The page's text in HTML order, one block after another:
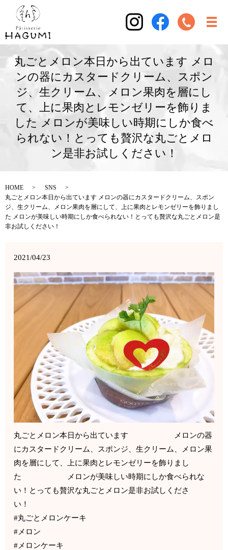
丸ごとメロン本日から出ています メロ
ンの器にカスタードクリーム、スポン
ジ、生クリーム、メロン果肉を層にし
て、上に果肉とレモンゼリーを飾りま
した メロンが美味しい時期にしか食べ
られない！とっても贅沢な丸ごとメロ
ン是非お試しください！
HOME
SNS
丸ごとメロン本日から出ています メロンの器にカスタードクリーム、スポン
ジ、生クリーム、メロン果肉を層にして、上に果肉とレモンゼリーを飾りまし
た メロンが美味しい時期にしか食べられない！とっても贅沢な丸ごとメロン是
非お試しください！
2021/04/23
丸ごとメロン本日から出ています メロンの器
にカスタードクリーム、スポンジ、生クリーム、メロン果
肉を層にして、上に果肉とレモンゼリーを飾りまし
た メロンが美味しい時期にしか食べられな
い！とっても贅沢な丸ごとメロン是非お試しくださ
い！
#丸ごとメロンケーキ
#メロン
#メロンケーキ